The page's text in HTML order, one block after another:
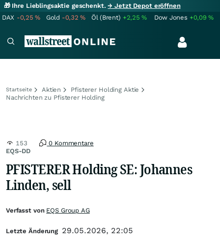
🎁 Ihre Lieblingsaktie geschenkt.→ Jetzt Depot eröffnen
DAX -0,25% Gold -0,32% Öl (Brent) +2,25% Dow Jones +0,09%
Startseite Aktien
Pfisterer Holding Aktie
Nachrichten zu Pfisterer Holding
EQS-DD
153 0 Kommentare
PFISTERER Holding SE: Johannes
Linden, sell
Verfasst von EQS Group AG
Letzte Änderung 29.05.2026, 22:05